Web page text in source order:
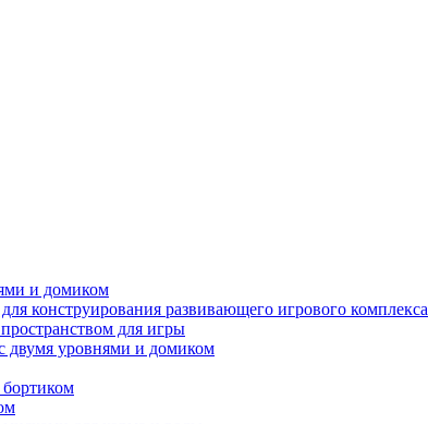
и домиком
конструирования развивающего игрового комплекса
для игры
двумя уровнями и домиком
бортиком